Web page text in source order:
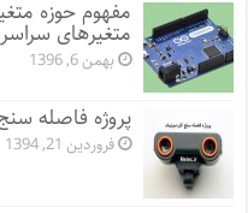
مفهوم حوزه
متغیرهای
بهمن 6, 1396
پروژه فاصله
فروردین 21, 1394